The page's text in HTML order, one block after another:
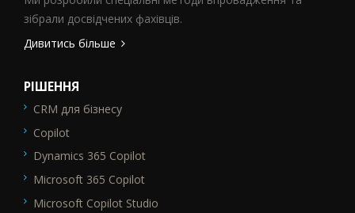
зібрали досвідчених фахівців.
Дивитись більше
РІШЕННЯ
SEO_FTR1
CRM для бізнесу
Copilot
Dynamics 365 Copilot
Microsoft 365 Copilot
Microsoft Copilot Studio